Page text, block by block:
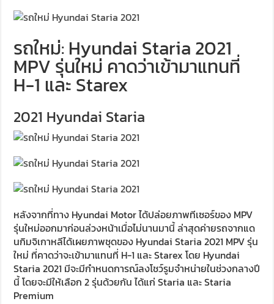
รถใหม่: Hyundai Staria 2021
MPV รุ่นใหม่ คาดว่าเข้ามาแทนที่
H-1 และ Starex
2021 Hyundai Staria
หลังจากที่ทาง Hyundai Motor ได้ปล่อยภาพทีเซอร์ของ MPV
รุ่นใหม่ออกมาก่อนล่วงหน้าเมื่อไม่นานมานี้ ล่าสุดค่ายรถจากแด
นกิมจิเกาหลีได้เผยภาพชุดของ Hyundai Staria 2021 MPV รุ่น
ใหม่ ที่คาดว่าจะเข้ามาแทนที่ H-1 และ Starex โดย Hyundai
Staria 2021 มีจะมีกำหนดการณ์ลงโชว์รูมจำหน่ายในช่วงกลางปี
นี้ โดยจะมีให้เลือก 2 รุ่นด้วยกัน ได้แก่ Staria และ Staria
Premium